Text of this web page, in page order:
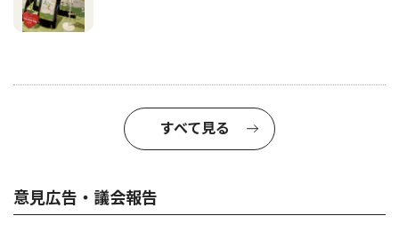
すべて見る
意見広告・議会報告